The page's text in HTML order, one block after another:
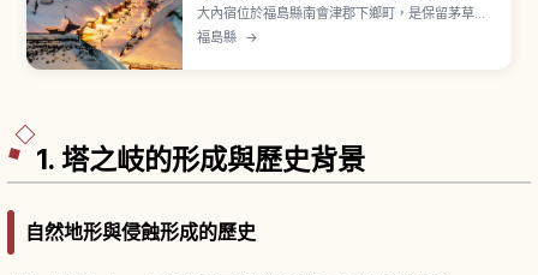
大內宿位於福島縣南會津郡下鄉町，是保留茅草屋
頂建築街景的宿場町。相傳作為連結會津與日光的
街道宿場町整備。1981年（昭和56年）選定「國選
定重要傳統的建造物群保存地區」。寄棟造茅草屋
福島縣 →
1. 塔之岐的形成與歷史背景
自然地形與侵蝕形成的歷史